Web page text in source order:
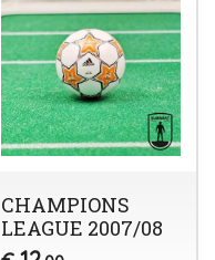
CHAMPIONS
LEAGUE 2007/08